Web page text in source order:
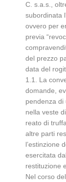
C. s.a.s.,
subordinata
ovvero per
previa
del prezzo
data del
1.1. La
domande,
pendenza di
nella veste
reato di
altre parti
l’estinzione
esercitata
restituzione
Nel corso